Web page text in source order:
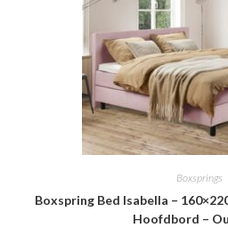
Boxsprings
Boxspring Bed Isabella –
Hoofdbord –